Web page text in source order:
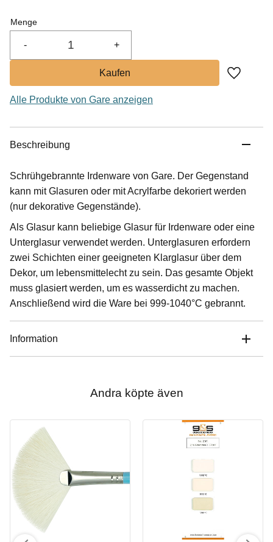
Menge
+
-
Zu
Alle Produkte von Gare anzeigen
Beschreibung
Schrühgebrannte Irdenware von Gare. Der Gegenstand
kann mit Glasuren oder mit Acrylfarbe dekoriert werden
(nur dekorative Gegenstände).
Als Glasur kann beliebige Glasur für Irdenware oder eine
Unterglasur verwendet werden. Unterglasuren erfordern
zwei Schichten einer geeigneten Klarglasur über dem
Dekor, um lebensmittelecht zu sein. Das gesamte Objekt
muss glasiert werden, um es wasserdicht zu machen.
Anschließend wird die Ware bei 999-1040°C gebrannt.
Information
Andra köpte även